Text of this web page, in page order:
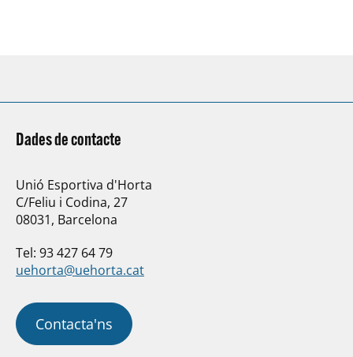
Dades de contacte
Unió Esportiva d'Horta
C/Feliu i Codina, 27
08031, Barcelona
Tel: 93 427 64 79
uehorta@uehorta.cat
Contacta'ns